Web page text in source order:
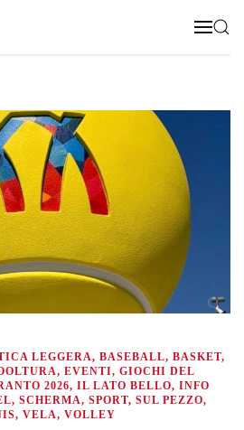
LEGGERA, BASEBALL, BASKET,
, EVENTI, GIOCHI DEL
2026, IL LATO BELLO, INFO
, SCHERMA, SPORT, SUL PEZZO,
, VELA, VOLLEY